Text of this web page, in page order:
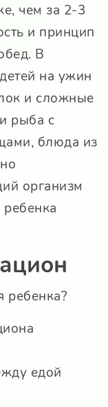
чем за 2-3
и принцип
В
на ужин
и сложные
рыба с
блюда из
организм
ребенка?
едой